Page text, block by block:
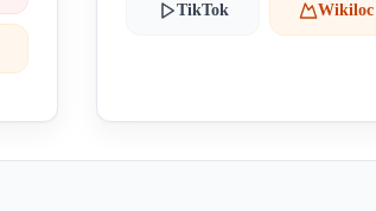
TikTok Wikiloc